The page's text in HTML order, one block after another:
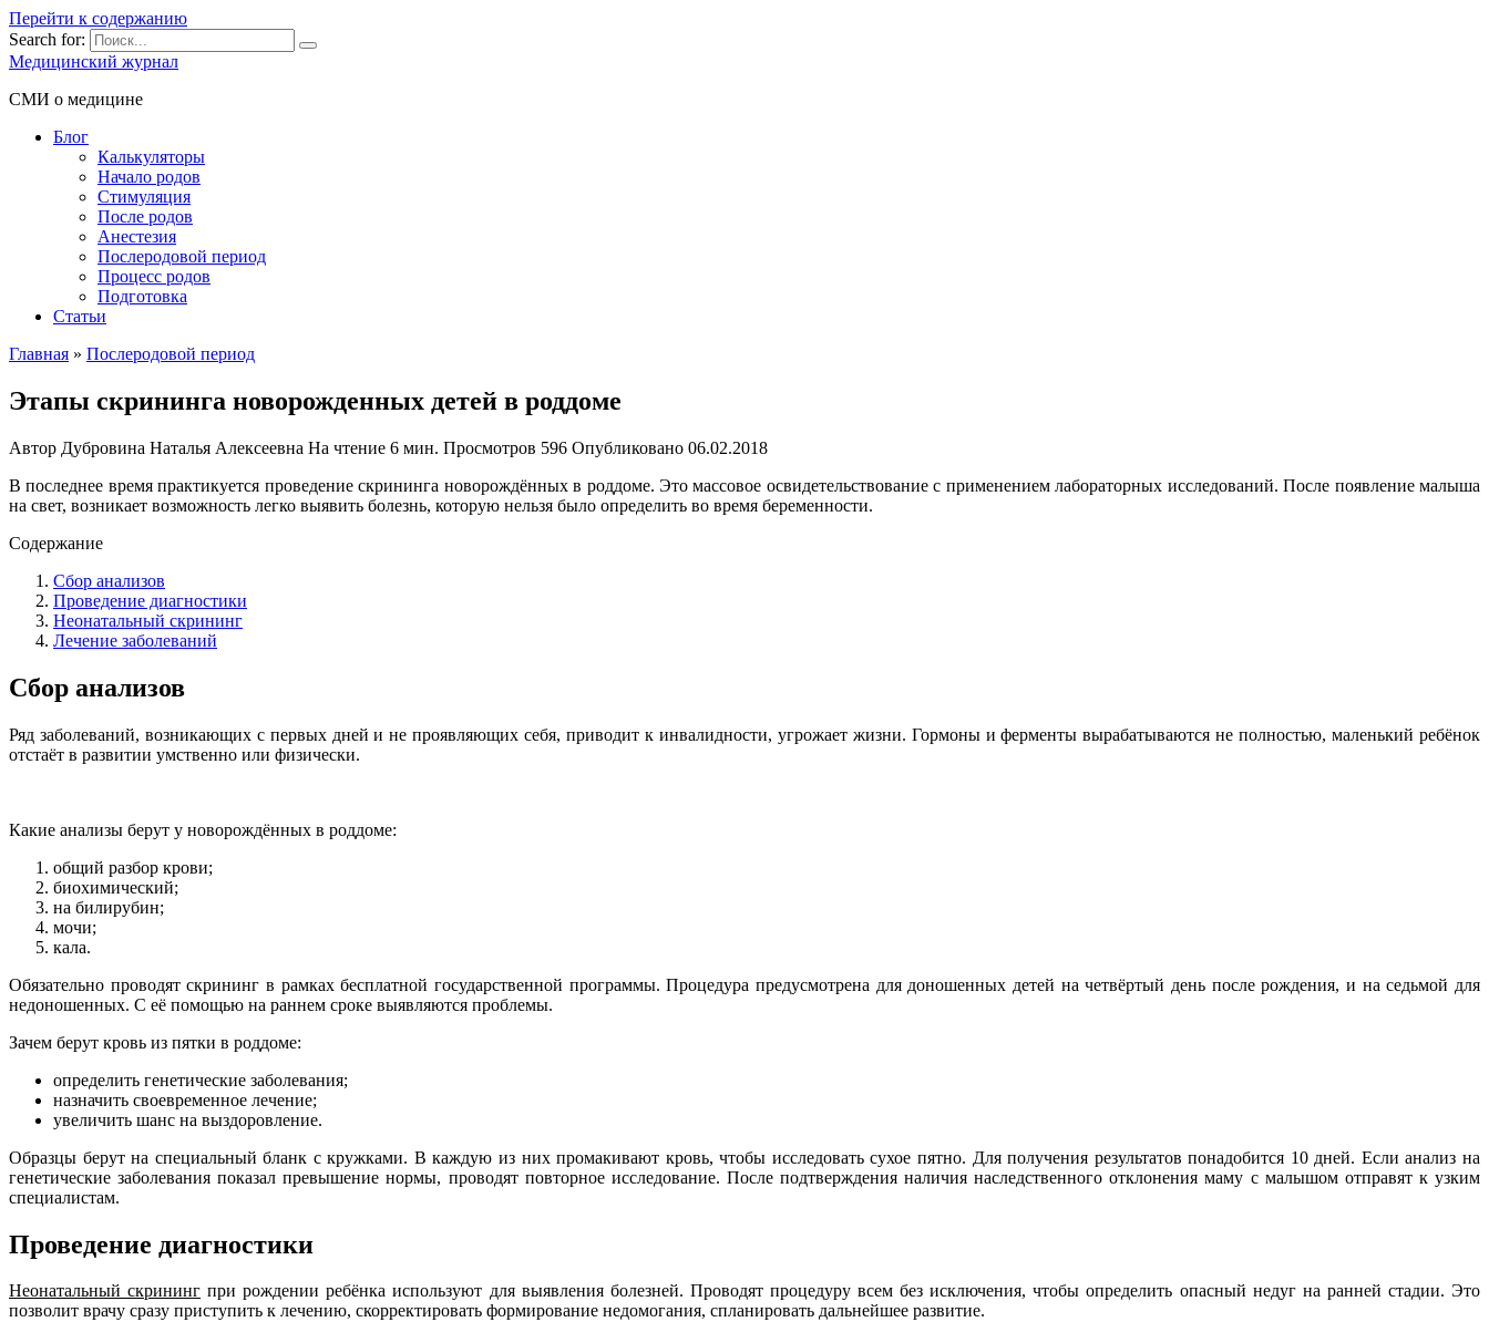
Перейти к содержанию
Search for:
Медицинский журнал
СМИ о медицине
Блог
Калькуляторы
Начало родов
Стимуляция
После родов
Анестезия
Послеродовой период
Процесс родов
Подготовка
Статьи
Главная » Послеродовой период
Этапы скрининга новорожденных детей в роддоме
Автор Дубровина Наталья Алексеевна На чтение 6 мин. Просмотров 596 Опубликовано 06.02.2018
В последнее время практикуется проведение скрининга новорождённых в роддоме. Это массовое освидетельствование с применением лабораторных исследований. После появление малыша
на свет, возникает возможность легко выявить болезнь, которую нельзя было определить во время беременности.
Содержание
Сбор анализов
Проведение диагностики
Неонатальный скрининг
Лечение заболеваний
Сбор анализов
Ряд заболеваний, возникающих с первых дней и не проявляющих себя, приводит к инвалидности, угрожает жизни. Гормоны и ферменты вырабатываются не полностью, маленький ребёнок
отстаёт в развитии умственно или физически.
Какие анализы берут у новорождённых в роддоме:
общий разбор крови;
биохимический;
на билирубин;
мочи;
кала.
Обязательно проводят скрининг в рамках бесплатной государственной программы. Процедура предусмотрена для доношенных детей на четвёртый день после рождения, и на седьмой для
недоношенных. С её помощью на раннем сроке выявляются проблемы.
Зачем берут кровь из пятки в роддоме:
определить генетические заболевания;
назначить своевременное лечение;
увеличить шанс на выздоровление.
Образцы берут на специальный бланк с кружками. В каждую из них промакивают кровь, чтобы исследовать сухое пятно. Для получения результатов понадобится 10 дней. Если анализ на
генетические заболевания показал превышение нормы, проводят повторное исследование. После подтверждения наличия наследственного отклонения маму с малышом отправят к узким
специалистам.
Проведение диагностики
Неонатальный скрининг при рождении ребёнка используют для выявления болезней. Проводят процедуру всем без исключения, чтобы определить опасный недуг на ранней стадии. Это
позволит врачу сразу приступить к лечению, скорректировать формирование недомогания, спланировать дальнейшее развитие.